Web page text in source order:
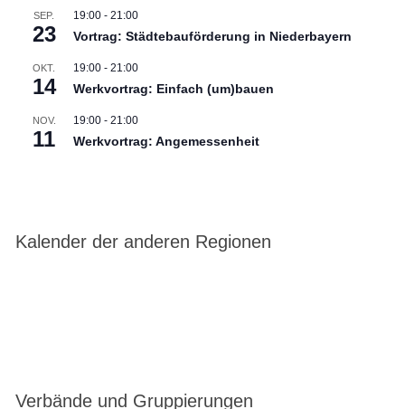
SEP.
23
19:00- 21:00
Vortrag: Städtebauförderung in Niederbayern
OKT.
14
19:00- 21:00
Werkvortrag: Einfach (um)bauen
NOV.
11
19:00- 21:00
Werkvortrag: Angemessenheit
Kalender der anderen Regionen
Verbände und Gruppierungen